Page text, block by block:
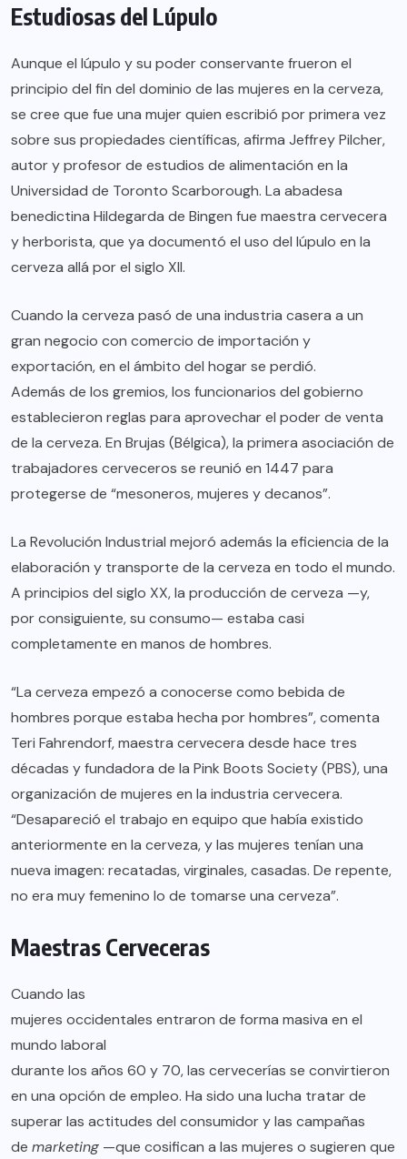
Estudiosas del Lúpulo
Aunque el lúpulo y su poder conservante frueron el
principio del fin del dominio de las mujeres en la cerveza,
se cree que fue una mujerquien escribió por primera vez
sobre sus propiedades científicas, afirma Jeffrey Pilcher,
autor yprofesor de estudios de alimentación en la
Universidad de Toronto Scarborough. La abadesa
benedictina Hildegarda de Bingen fue maestra cervecera
y herborista, que ya documentó el uso del lúpulo en la
cerveza allá por el siglo XII.
Cuando la cerveza pasó de una industria casera a un
gran negocio con comercio de importación y
exportación, en el ámbito del hogar se perdió.
Además de los gremios, los funcionarios del gobierno
establecieron reglas para aprovechar el poder de venta
de la cerveza. En Brujas (Bélgica), la primera asociación de
trabajadores cerveceros se reunió en 1447 para
protegerse de “mesoneros, mujeres y decanos”.
La Revolución Industrial mejoró además la eficiencia de la
elaboración y transporte de la cerveza en todo el mundo.
A principios del siglo XX, la producción de cerveza —y,
por consiguiente, su consumo— estaba casi
completamente en manos de hombres.
“La cerveza empezó a conocerse como bebida de
hombres porque estaba hecha por hombres”, comenta
Teri Fahrendorf, maestra cervecera desde hace tres
décadas y fundadora de la Pink Boots Society(PBS), una
organización de mujeres en la industria cervecera.
“Desapareció el trabajo en equipo que había existido
anteriormente en la cerveza, y las mujeres tenían una
nueva imagen: recatadas, virginales, casadas. De repente,
no era muy femenino lo de tomarse una cerveza”.
Maestras Cerveceras
Cuando las
mujeres occidentales entraron de forma masiva en el
mundo laboral
durante los años 60 y 70, las cervecerías se convirtieron
en una opción de empleo. Ha sido una lucha tratar de
superar las actitudes del consumidory las campañas
de marketing —que cosifican a las mujeres o sugieren que